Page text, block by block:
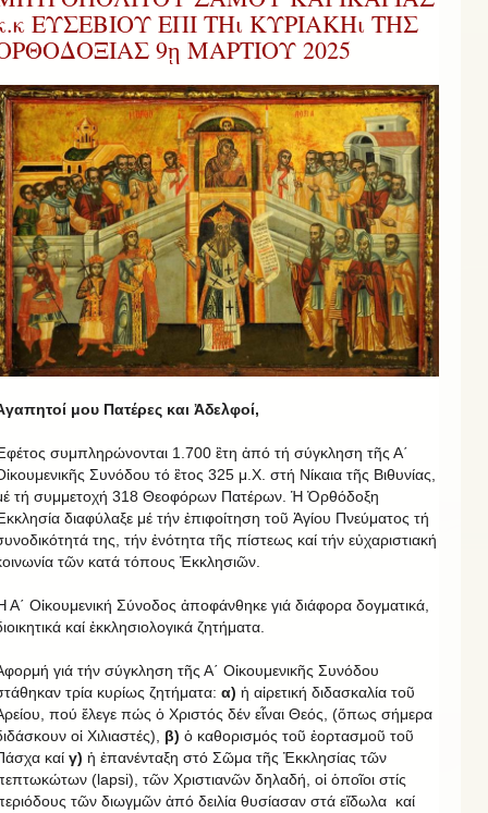
ΕΥΣΕΒΙΟΥ ΕΠΙ ΤΗι ΚΥΡΙΑΚΗι ΤΗΣ
9ῃ ΜΑΡΤΙΟΥ 2025
μου Πατέρες και Ἀδελφοί,
συμπληρώνονται 1.700 ἒτη ἀπό τή σύγκληση τῆς Α΄
Συνόδου τό ἒτος 325 μ.Χ. στή Νίκαια τῆς Βιθυνίας,
τή συμμετοχή 318 Θεοφόρων Πατέρων. Ἡ Ὀρθόδοξη
διαφύλαξε μέ τήν ἐπιφοίτηση τοῦ Ἁγίου Πνεύματος τή
της, τήν ἑνότητα τῆς πίστεως καί τήν εὐχαριστιακή
τῶν κατά τόπους Ἐκκλησιῶν.
Α΄ Οἰκουμενική Σύνοδος ἀποφάνθηκε γιά διάφορα δογματικά,
καί ἐκκλησιολογικά ζητήματα.
γιά τήν σύγκληση τῆς Α΄ Οἰκουμενικῆς Συνόδου
τρία κυρίως ζητήματα: α) ἡ αἱρετική διδασκαλία τοῦ
πού ἔλεγε πώς ὁ Χριστός δέν εἶναι Θεός, (ὅπως σήμερα
οἱ Χιλιαστές), β) ὁ καθορισμός τοῦ ἑορτασμοῦ τοῦ
καί γ) ἡ ἐπανένταξη στό Σῶμα τῆς Ἐκκλησίας τῶν
(lapsi), τῶν Χριστιανῶν δηλαδή, οἱ ὁποῖοι στίς
τῶν διωγμῶν ἀπό δειλία θυσίασαν στά εἴδωλα καί